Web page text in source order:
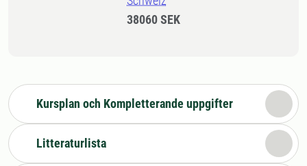
38060 SEK
Kursplan och Kompletterande uppgifter
Litteraturlista